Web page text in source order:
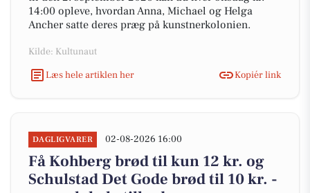
14:00 opleve, hvordan Anna, Michael og Helga
Ancher satte deres præg på kunstnerkolonien.
Kilde: Kultunaut
Læs hele artiklen her
Kopiér link
DAGLIGVARER 02-08-2026 16:00
Få Kohberg brød til kun 12 kr. og
Schulstad Det Gode brød til 10 kr. -